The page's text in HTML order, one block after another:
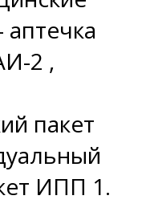
2 ,
пакет
ИПП 1.